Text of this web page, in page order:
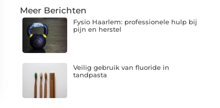
Meer Berichten
Fysio Haarlem: professionele hulp bij
pijn en herstel
Veilig gebruik van fluoride in
tandpasta